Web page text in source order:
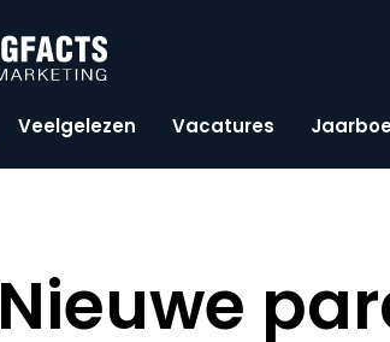
Veelgelezen Vacatures
Nieuwe